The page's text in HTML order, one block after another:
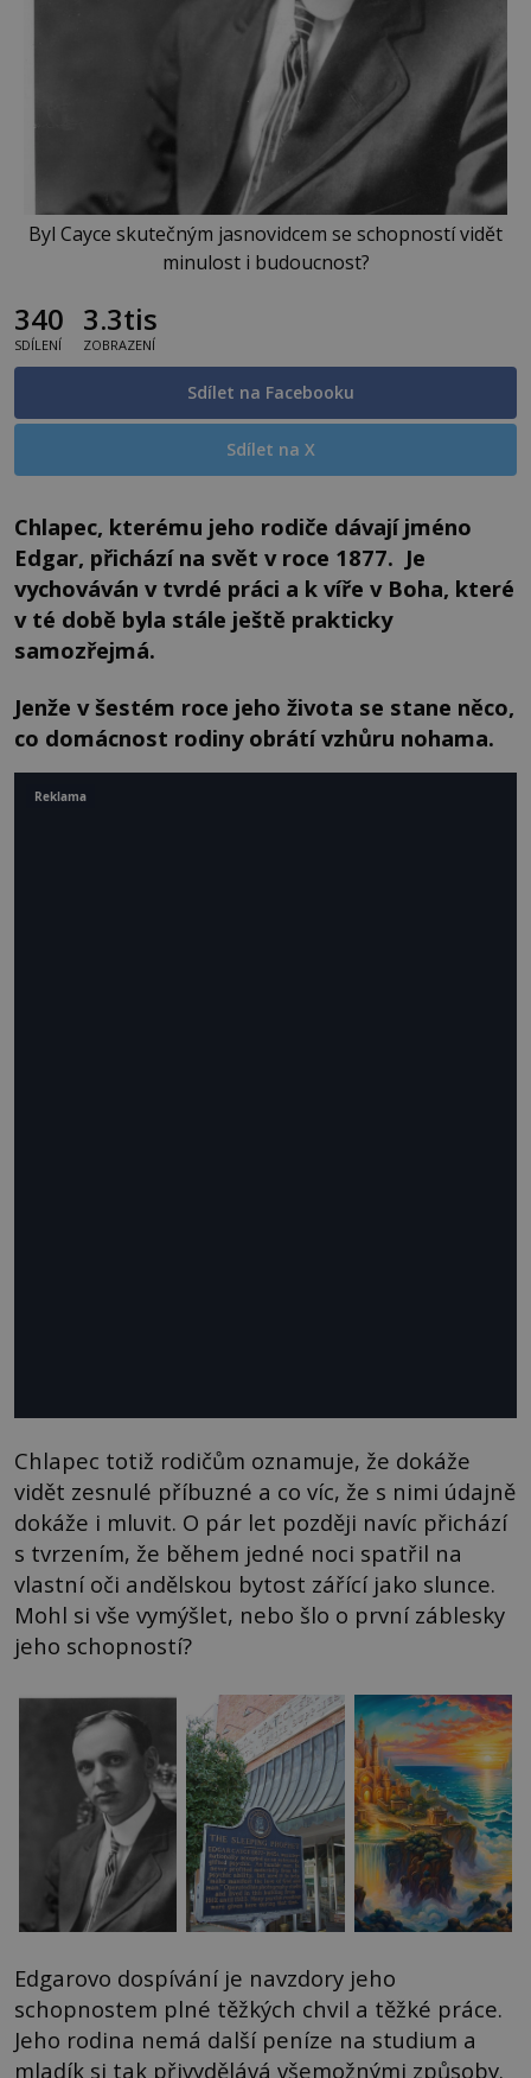
Byl Cayce skutečným jasnovidcem se schopností vidět
minulost i budoucnost?
340
SDÍLENÍ
3.3tis
ZOBRAZENÍ
Sdílet na Facebooku
Sdílet na X
Chlapec, kterému jeho rodiče dávají jméno
Edgar, přichází na svět v roce 1877. Je
vychováván v tvrdé práci a k víře v Boha, které
v té době byla stále ještě prakticky
samozřejmá.
Jenže v šestém roce jeho života se stane něco,
co domácnost rodiny obrátí vzhůru nohama.
Chlapec totiž rodičům oznamuje, že dokáže
vidět zesnulé příbuzné a co víc, že s nimi údajně
dokáže i mluvit. O pár let později navíc přichází
s tvrzením, že během jedné noci spatřil na
vlastní oči andělskou bytost zářící jako slunce.
Mohl si vše vymýšlet, nebo šlo o první záblesky
jeho schopností?
Edgarovo dospívání je navzdory jeho
schopnostem plné těžkých chvil a těžké práce.
Jeho rodina nemá další peníze na studium a
mladík si tak přivydělává všemožnými způsoby.
Reklama